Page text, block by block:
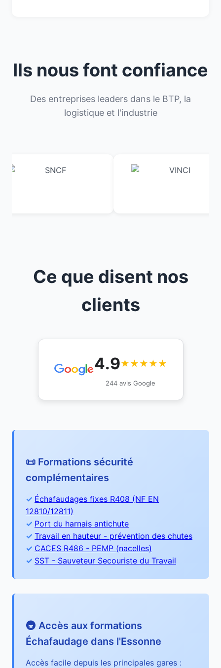
Ils nous font confiance
Des entreprises leaders dans le BTP, la
logistique et l'industrie
Ce que disent nos
clients
4.9★★★★★
244 avis Google
📜 Formations sécurité
complémentaires
Échafaudages fixes R408 (NF EN
12810/12811)
Port du harnais antichute
Travail en hauteur - prévention des chutes
CACES R486 - PEMP (nacelles)
SST - Sauveteur Secouriste du Travail
🚇 Accès aux formations
Échafaudage dans l'Essonne
Accès facile depuis les principales gares :